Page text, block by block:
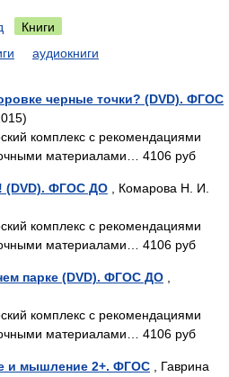
Книги
аудиокниги
черные точки? (DVD). ФГОС
комплекс с рекомендациями
материалами… 4106 руб
(DVD). ФГОС ДО , Комарова Н. И.
комплекс с рекомендациями
материалами… 4106 руб
парке (DVD). ФГОС ДО
комплекс с рекомендациями
материалами… 4106 руб
и мышление 2+. ФГОС , Гаврина